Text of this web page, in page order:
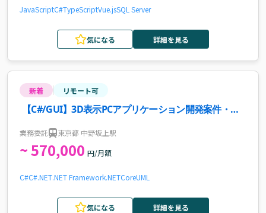
JavaScriptC#TypeScriptVue.jsSQL Server
気になる 詳細を見る
新着 リモート可
【C#/GUI】3D表示PCアプリケーション開発案件・求
業務委託 東京都 中野坂上駅
~ 570,000 円/月額
C#C#.NET.NET Framework.NETCoreUML
気になる 詳細を見る